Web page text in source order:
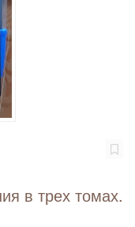
в трех томах.